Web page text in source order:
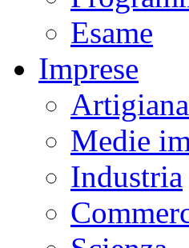
Esame
Imprese
Medie
Industria